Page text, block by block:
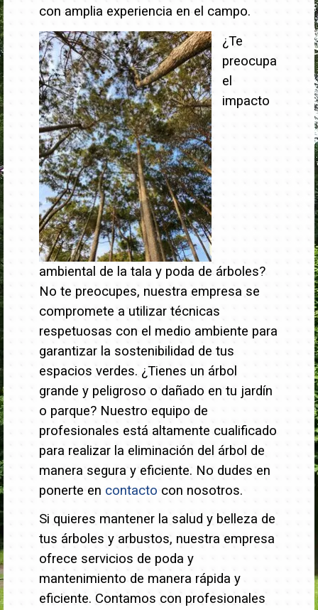
con amplia experiencia en el campo.
¿Te
preocupa
el
impacto
ambiental de la tala y poda de árboles?
No te preocupes, nuestra empresa se
compromete a utilizar técnicas
respetuosas con el medio ambiente para
garantizar la sostenibilidad de tus
espacios verdes. ¿Tienes un árbol
grande y peligroso o dañado en tu jardín
o parque? Nuestro equipo de
profesionales está altamente cualificado
para realizar la eliminación del árbol de
manera segura y eficiente. No dudes en
ponerte en contacto con nosotros.
Si quieres mantener la salud y belleza de
tus árboles y arbustos, nuestra empresa
ofrece servicios de poda y
mantenimiento de manera rápida y
eficiente. Contamos con profesionales